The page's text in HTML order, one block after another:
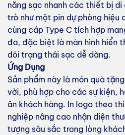
năng sạc nhanh các thiết bị
trò như một pin dự phòng hiệu
cùng cáp Type C tích hợp
đa, đặc biệt là màn hình hiển
dõi trạng thái sạc dễ dàng.
Ứng Dụng
Sản phẩm này là món quà
vời, phù hợp cho các sự kiện,
ân khách hàng. In logo theo
nghiệp nâng cao nhận diện
tượng sâu sắc trong lòng